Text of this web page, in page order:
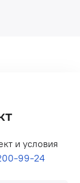
и условия
99-24